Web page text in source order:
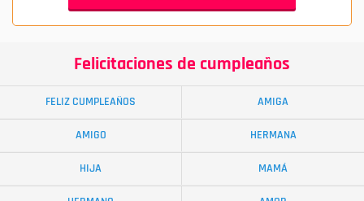
Felicitaciones de cumpleaños
FELIZ CUMPLEAÑOS AMIGA
AMIGO HERMANA
HIJA MAMÁ